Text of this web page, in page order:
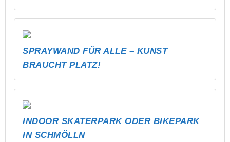
SPRAYWAND FÜR ALLE – KUNST
BRAUCHT PLATZ!
INDOOR SKATERPARK ODER BIKEPARK
IN SCHMÖLLN